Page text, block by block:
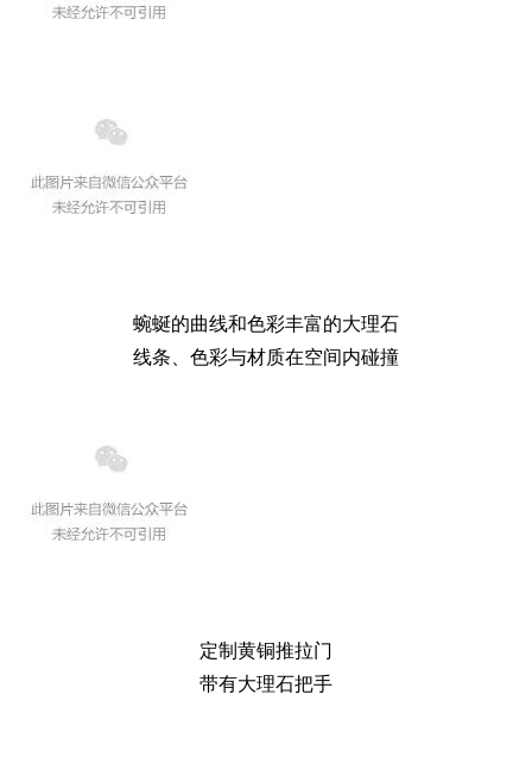
蜿蜒的曲线和色彩丰富的大理石
线条、色彩与材质在空间内碰撞
定制黄铜推拉门
带有大理石把手